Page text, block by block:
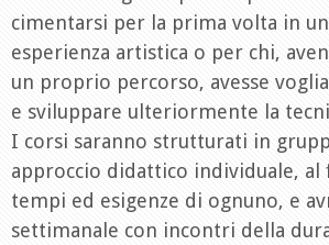
cimentarsi per la prima volta in
esperienza artistica o per chi,
un proprio percorso, avesse
e sviluppare ulteriormente la
I corsi saranno strutturati in
approccio didattico individuale,
tempi ed esigenze di ognuno, e
settimanale con incontri della